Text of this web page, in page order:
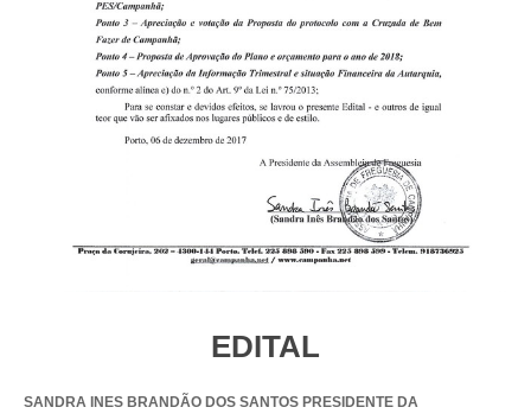
EXECUTIVO E PELOUROS
ASSEMBLEIA DE FREGUESIA
GRAVAÇÕES DAS REUNIÕES PÚBLICAS DO EXECUTIVO
ATAS E DOCUMENTOS DA ASSEMBLEIA
REGULAMENTOS E TAXAS
CÓDIGO DE CONDUTA
EDITAL
SANDRA INES BRANDÃO DOS SANTOS PRESIDENTE DA